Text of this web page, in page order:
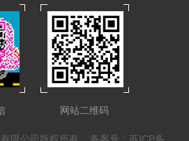
网站二维码